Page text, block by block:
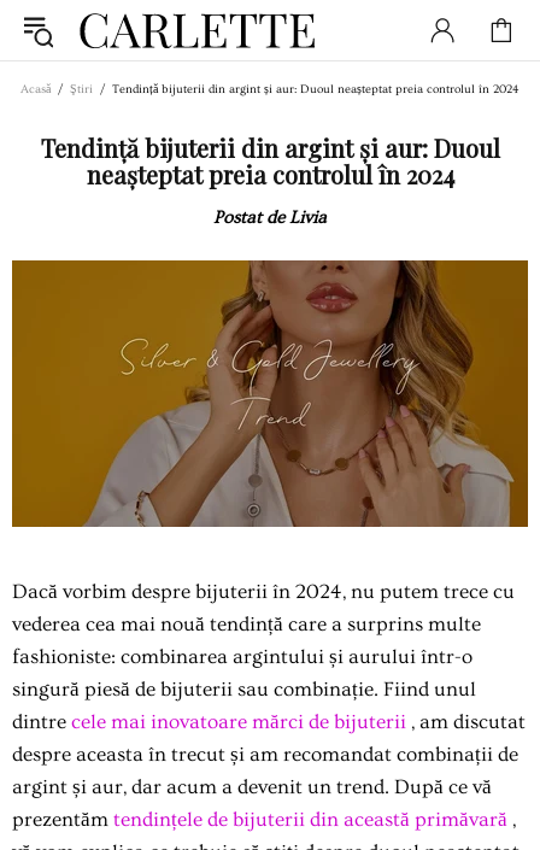
Acasă Ştiri Tendință bijuterii din argint și aur: Duoul neașteptat preia controlul în 2024
Tendință bijuterii din argint și aur: Duoul
neașteptat preia controlul în 2024
Postat de Livia
Dacă vorbim despre bijuterii în 2024, nu putem trece cu
vederea cea mai nouă tendință care a surprins multe
fashioniste: combinarea argintului și aurului într-o
singură piesă de bijuterii sau combinație. Fiind unul
dintre cele mai inovatoare mărci de bijuterii , am discutat
despre aceasta în trecut și am recomandat combinații de
argint și aur, dar acum a devenit un trend. După ce vă
prezentăm tendințele de bijuterii din această primăvară ,